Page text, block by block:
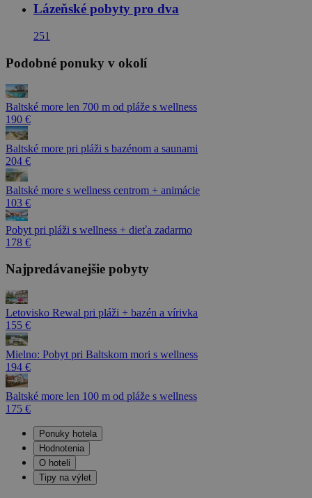
Lázeňské pobyty pro dva
251
Podobné ponuky v okolí
Baltské more len 700 m od pláže s wellness
190 €
Baltské more pri pláži s bazénom a saunami
204 €
Baltské more s wellness centrom + animácie
103 €
Pobyt pri pláži s wellness + dieťa zadarmo
178 €
Najpredávanejšie pobyty
Letovisko Rewal pri pláži + bazén a vírivka
155 €
Mielno: Pobyt pri Baltskom mori s wellness
194 €
Baltské more len 100 m od pláže s wellness
175 €
Ponuky hotela
Hodnotenia
O hoteli
Tipy na výlet